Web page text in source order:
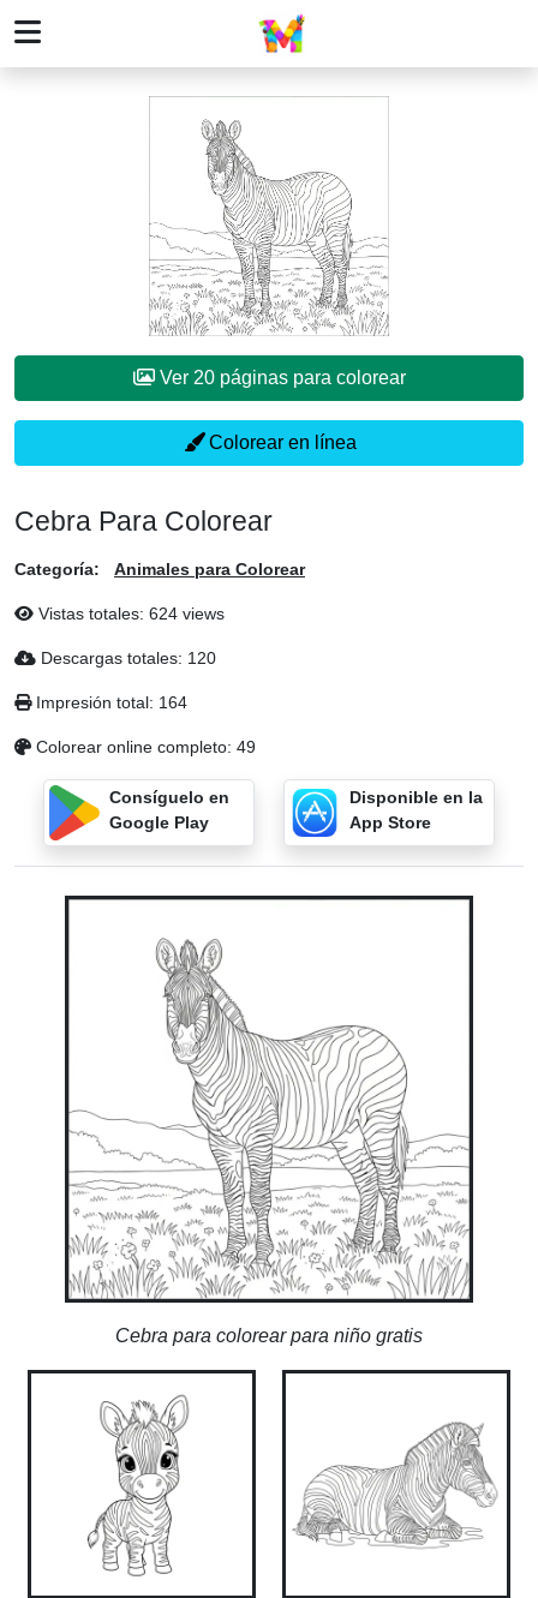
Ver 20 páginas para colorear
Colorear en línea
Cebra Para Colorear
Categoría: Animales para Colorear
Vistas totales: 624 views
Descargas totales: 120
Impresión total: 164
Colorear online completo: 49
Consíguelo en
Google Play
Disponible en la
App Store
Cebra para colorear para niño gratis